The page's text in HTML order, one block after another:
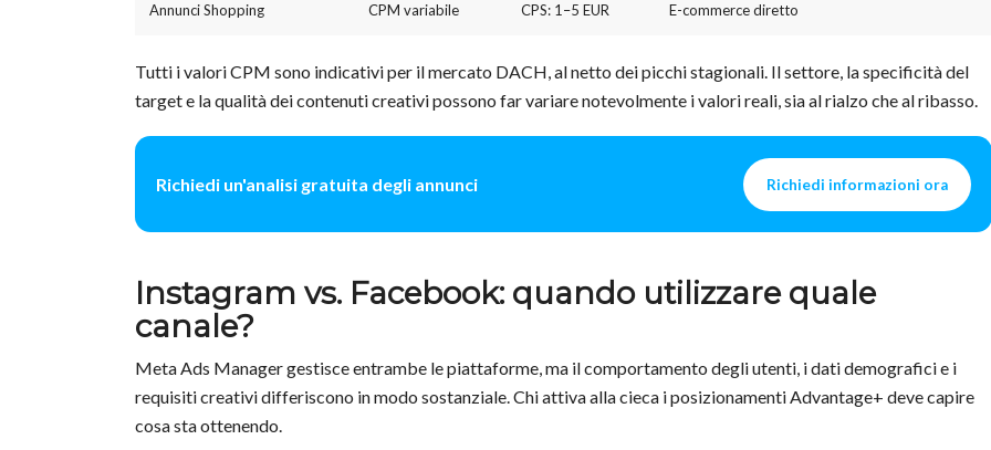
Annunci Shopping CPM variabile CPS: 1–5 EUR E-commerce diretto
Tutti i valori CPM sono indicativi per il mercato DACH, al netto dei picchi stagionali. Il settore, la specificità del
target e la qualità dei contenuti creativi possono far variare notevolmente i valori reali, sia al rialzo che al ribasso.
Richiedi un'analisi gratuita degli annunci Richiedi informazioni ora
Instagram vs. Facebook: quando utilizzare quale
canale?
Meta Ads Manager gestisce entrambe le piattaforme, ma il comportamento degli utenti, i dati demografici e i
requisiti creativi differiscono in modo sostanziale. Chi attiva alla cieca i posizionamenti Advantage+ deve capire
cosa sta ottenendo.